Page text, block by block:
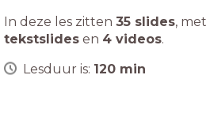
In deze les zitten 35 slides, met
tekstslides en 4 videos.
Lesduur is: 120 min